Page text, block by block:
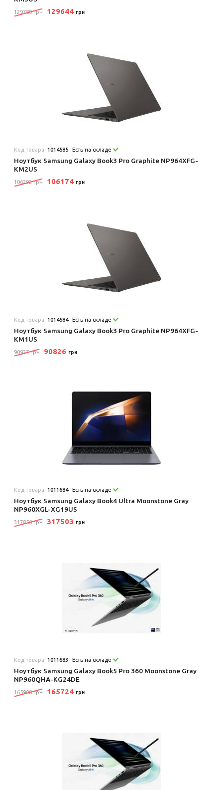
129789 грн 129644 грн
Код товара: 1014585 Есть на складе
Ноутбук Samsung Galaxy Book3 Pro Graphite NP964XFG-
KM2US
106292 грн 106174 грн
Код товара: 1014584 Есть на складе
Ноутбук Samsung Galaxy Book3 Pro Graphite NP964XFG-
KM1US
90927 грн 90826 грн
Код товара: 1011684 Есть на складе
Ноутбук Samsung Galaxy Book4 Ultra Moonstone Gray
NP960XGL-XG19US
317856 грн 317503 грн
Код товара: 1011683 Есть на складе
Ноутбук Samsung Galaxy Book5 Pro 360 Moonstone Gray
NP960QHA-KG24DE
165908 грн 165724 грн